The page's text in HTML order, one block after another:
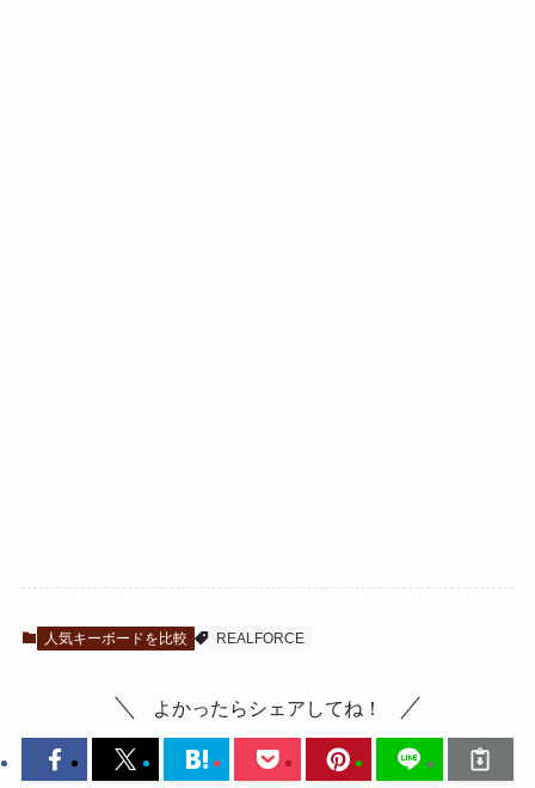
人気キーボードを比較 REALFORCE
よかったらシェアしてね！